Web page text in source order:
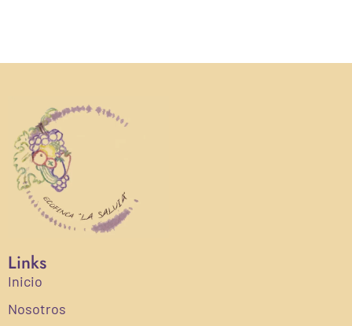
Links
Inicio
Nosotros